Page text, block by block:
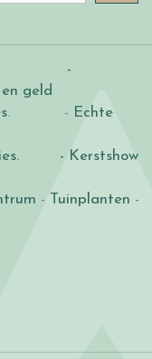
-
geld
. - Echte
- Kerstshow
- Tuinplanten -